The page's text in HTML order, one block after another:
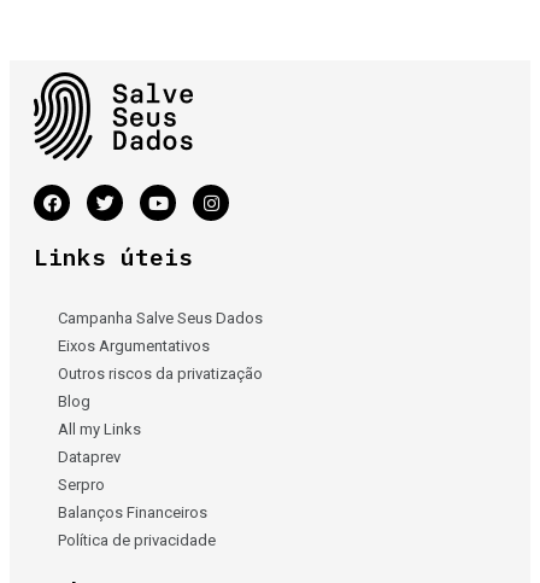
Links úteis
Campanha Salve Seus Dados
Eixos Argumentativos
Outros riscos da privatização
Blog
All my Links
Dataprev
Serpro
Balanços Financeiros
Política de privacidade